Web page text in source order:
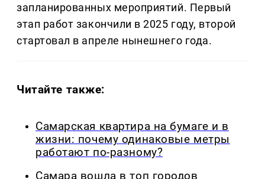
запланированных мероприятий. Первый
этап работ закончили в 2025 году, второй
стартовал в апреле нынешнего года.
Читайте также:
Самарская квартира на бумаге и в
жизни: почему одинаковые метры
работают по-разному?
Самара вошла в топ городов